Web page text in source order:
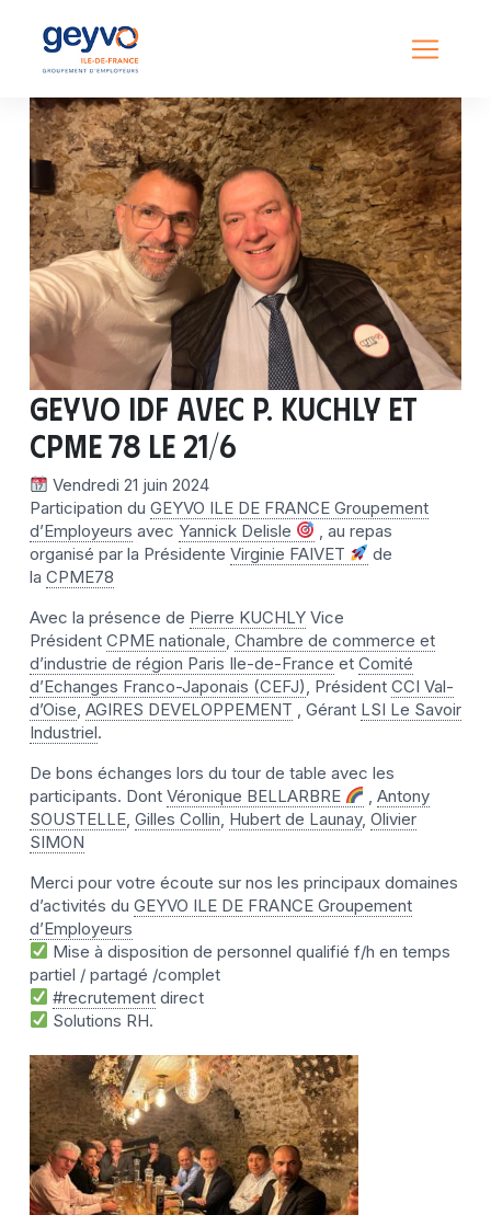
GEYVO IDF avec P. KUCHLY et
CPME 78 le 21/6
Vendredi 21 juin 2024
Participation du GEYVO ILE DE FRANCE Groupement
d’Employeurs avec Yannick Delisle
, au repas
organisé par la Présidente Virginie FAIVET
de
la CPME78
Avec la présence de Pierre KUCHLY Vice
Président CPME nationale Chambre de commerce et
d’industrie de région Paris Ile-de-France et Comité
d’Echanges Franco-Japonais (CEFJ) , Président CCI Val-
d’Oise AGIRES DEVELOPPEMENT , Gérant LSI Le Savoir
Industriel.
De bons échanges lors du tour de table avec les
participants. Dont Véronique BELLARBRE ,Antony
SOUSTELLE Gilles Collin Hubert de Launay, Olivier
SIMON
Merci pour votre écoute sur nos les principaux domaines
d’activités du GEYVO ILE DE FRANCE Groupement
d’Employeurs
Mise à disposition de personnel qualifié f/h en temps
partiel / partagé /complet
#recrutement direct
Solutions RH.